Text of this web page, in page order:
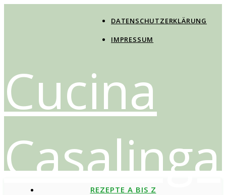
DATENSCHUTZERKLÄRUNG
IMPRESSUM
Cucina
Casalinga
REZEPTE A BIS Z